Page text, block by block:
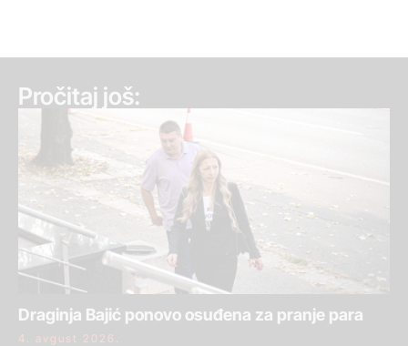
Pročitaj još:
Draginja Bajić ponovo osuđena za pranje para
4. avgust 2026.